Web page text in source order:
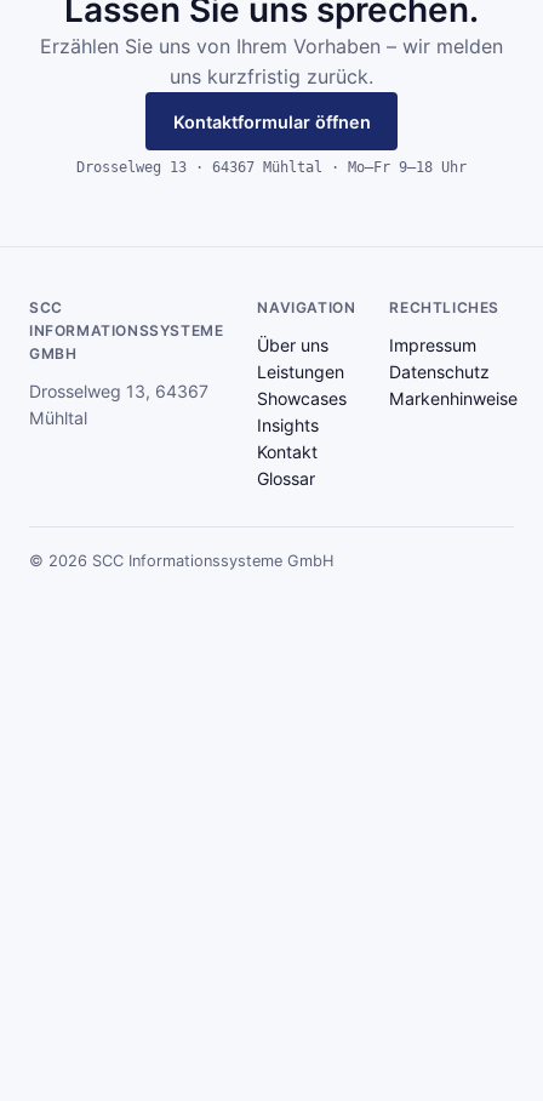
Lassen Sie uns sprechen.
Erzählen Sie uns von Ihrem Vorhaben – wir melden
uns kurzfristig zurück.
Kontaktformular öffnen
Drosselweg 13 · 64367 Mühltal · Mo–Fr 9–18 Uhr
SCC
INFORMATIONSSYSTEME
GMBH
Drosselweg 13, 64367
Mühltal
NAVIGATION
Über uns
Leistungen
Showcases
Insights
Kontakt
Glossar
RECHTLICHES
Impressum
Datenschutz
Markenhinweise
© 2026 SCC Informationssysteme GmbH